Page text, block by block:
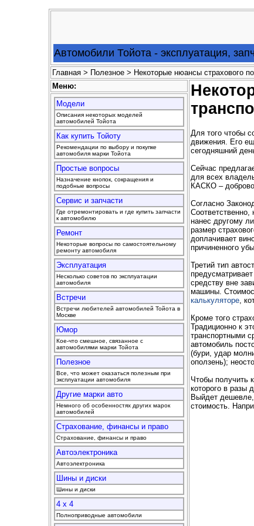
Автомобили Тойота - эксплуатация,
Главная > Полезное > Некоторые нюансы страхового
Меню:
Для того чтобы
движения. Его
сегодняшний
Сейчас
для всех
КАСКО –
Согласно
нанес другому
размер
доплачивает
причиненного
Третий тип
средству вне
машины.
калькуляторе ,
Кроме того
Традиционно к
транспортными
автомобиль
(бури, удар
оползень);
Чтобы получить
которого в разы
Выйдет
стоимость.
Модели
Описания некоторых моделей
автомобилей Тойота
Как купить Тойоту
Рекомендации по выбору и покупке
автомобиля марки Тойота
Простые вопросы
Назначение кнопок, сокращения и
подобные вопросы
Сервис и запчасти
Где отремонтировать и где купить запчасти
к автомобилю
Ремонт
Некоторые вопросы по самостоятельному
ремонту автомобиля
Эксплуатация
Несколько советов по эксплуатации
автомобиля
Встречи
Встречи любителей автомобилей Тойота в
Москве
Юмор
Кое-что смешное, связанное с
автомобилями марки Тойота
Полезное
Все, что может оказаться полезным при
эксплуатации автомобиля
Другие марки авто
Немного об особенностях других марок
автомобилей
Страхование, финансы и право
Страхование, финансы и право
Автоэлектроника
Автоэлектроника
Шины и диски
Шины и диски
4 x 4
Полноприводные автомобили